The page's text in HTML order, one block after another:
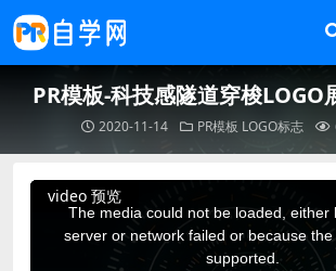
PR模板-科技感隧道穿梭LOGO
2020-11-14 PR模板 LOGO标志
video 预览
This
The media could not be loaded, either
server or network failed or because
supported.